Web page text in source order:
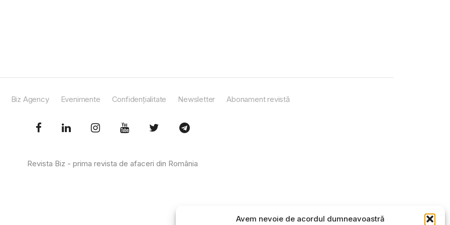
Avem nevoie de acordul dumneavoastră
Biz Agency Evenimente Confidențialitate Newsletter Abonament revistă
Revista Biz - prima revista de afaceri din România